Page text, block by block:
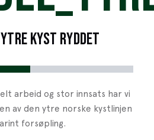
KYST RYDDET
arbeid og stor innsats har vi
av den ytre norske kystlinjen
forsøpling.